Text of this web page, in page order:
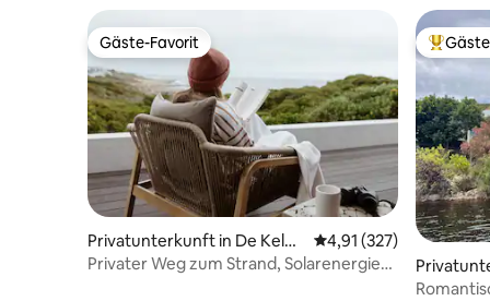
Gäste-Favorit
Gäste-Favorit
Privatunterkunft in De Kelde
rs
Durchschnittliche
4,91 (327)
Privater Weg zum Strand, Solarenergie